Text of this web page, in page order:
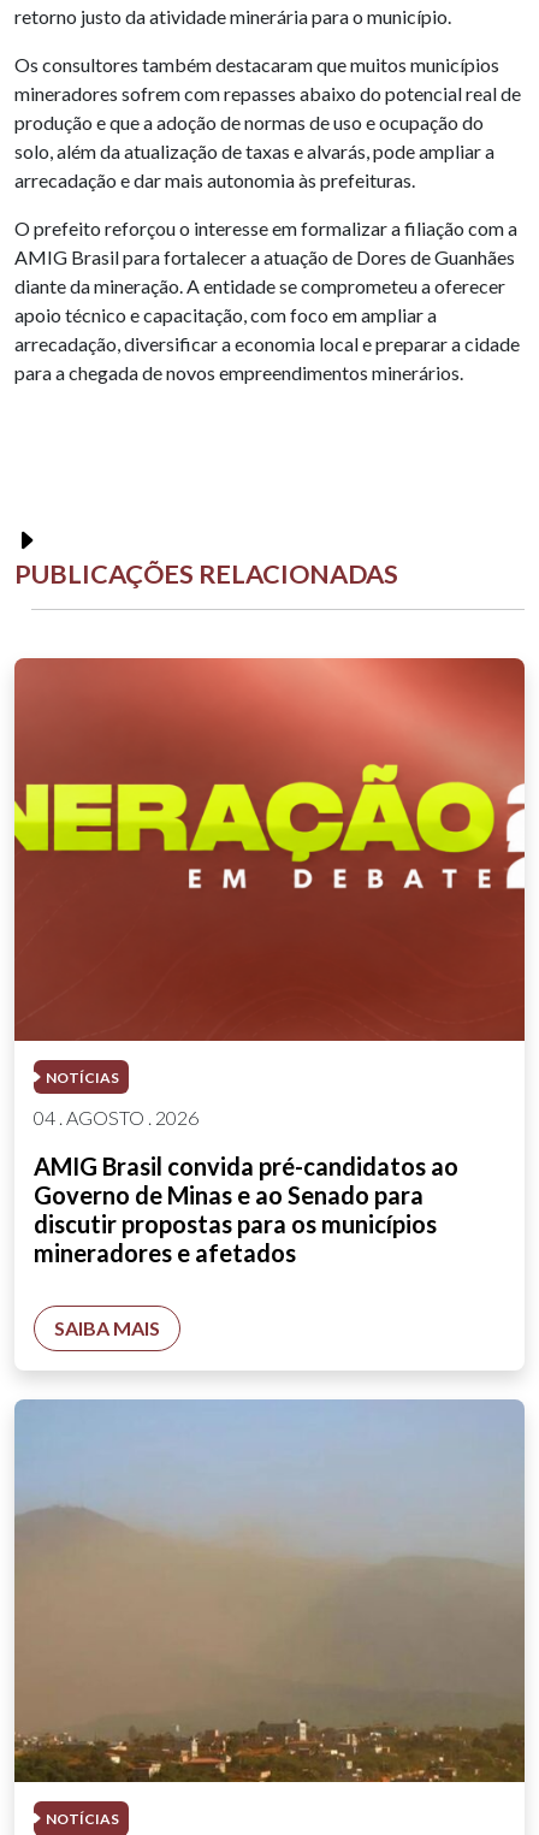
retorno justo da atividade minerária para o município.
Os consultores também destacaram que muitos municípios
mineradores sofrem com repasses abaixo do potencial real de
produção e que a adoção de normas de uso e ocupação do
solo, além da atualização de taxas e alvarás, pode ampliar a
arrecadação e dar mais autonomia às prefeituras.
O prefeito reforçou o interesse em formalizar a filiação com a
AMIG Brasil para fortalecer a atuação de Dores de Guanhães
diante da mineração. A entidade se comprometeu a oferecer
apoio técnico e capacitação, com foco em ampliar a
arrecadação, diversificar a economia local e preparar a cidade
para a chegada de novos empreendimentos minerários.
PUBLICAÇÕES RELACIONADAS
NOTÍCIAS
04 . AGOSTO . 2026
AMIG Brasil convida pré-candidatos ao
Governo de Minas e ao Senado para
discutir propostas para os municípios
mineradores e afetados
SAIBA MAIS
NOTÍCIAS